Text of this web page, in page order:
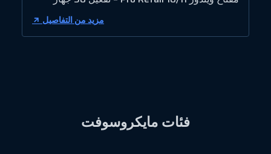
مزيد من التفاصيل
فئات مايكروسوفت